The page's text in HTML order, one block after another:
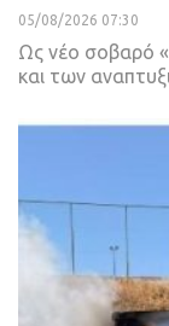
05/08/2026 07:30
Ως νέο σοβαρό
και των